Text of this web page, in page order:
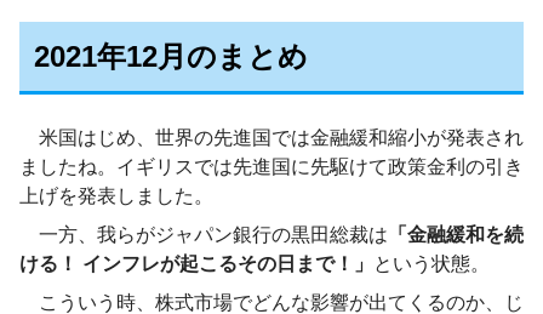
2021年12月のまとめ
米国はじめ、世界の先進国では金融緩和縮小が発表され
ましたね。イギリスでは先進国に先駆けて政策金利の引き
上げを発表しました。
一方、我らがジャパン銀行の黒田総裁は 「金融緩和を続
ける！ インフレが起こるその日まで！」 という状態。
こういう時、株式市場でどんな影響が出てくるのか、じ